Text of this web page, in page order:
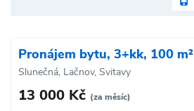
Pronájem bytu, 3+kk, 100 m²
Slunečná, Lačnov, Svitavy
13 000 Kč (za měsíc)